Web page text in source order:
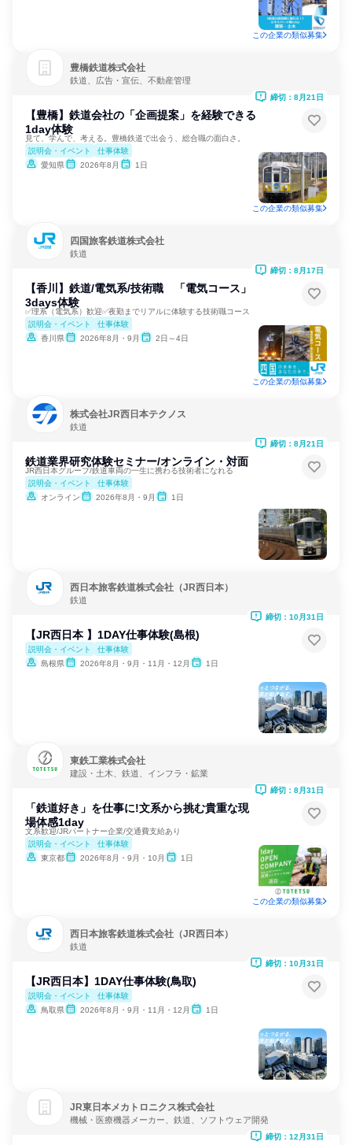
この企業の類似募集
豊橋鉄道株式会社
鉄道、広告・宣伝、不動産管理
【豊橋】鉄道会社の「企画提案」を経験できる
1day体験
見て、学んで、考える。豊橋鉄道で出会う、総合職の面白さ。
説明会・イベント
仕事体験
愛知県
2026年8月 1日
締切：8月21日
この企業の類似募集
四国旅客鉄道株式会社
鉄道
【香川】鉄道/電気系/技術職 「電気コース」
3days体験
✅理系（電気系）歓迎✅夜勤までリアルに体験する技術職コース
説明会・イベント
仕事体験
香川県
2026年8月・9月 2日～4日
締切：8月17日
この企業の類似募集
株式会社JR西日本テクノス
鉄道
鉄道業界研究体験セミナー/オンライン・対面
JR西日本グループ/鉄道車両の一生に携わる技術者になれる
説明会・イベント
仕事体験
オンライン
2026年8月・9月 1日
締切：8月21日
西日本旅客鉄道株式会社（JR西日本）
鉄道
【JR西日本 】1DAY仕事体験(島根)
説明会・イベント
仕事体験
島根県
2026年8月・9月・11月・12月 1日
締切：10月31日
東鉄工業株式会社
建設・土木、鉄道、インフラ・鉱業
「鉄道好き」を仕事に!文系から挑む貴重な現
場体感1day
文系歓迎/JRパートナー企業/交通費支給あり
説明会・イベント
仕事体験
東京都
2026年8月・9月・10月 1日
締切：8月31日
この企業の類似募集
西日本旅客鉄道株式会社（JR西日本）
鉄道
【JR西日本】1DAY仕事体験(鳥取)
説明会・イベント
仕事体験
鳥取県
2026年8月・9月・11月・12月 1日
締切：10月31日
JR東日本メカトロニクス株式会社
機械・医療機器メーカー、鉄道、ソフトウェア開発
締切：12月31日